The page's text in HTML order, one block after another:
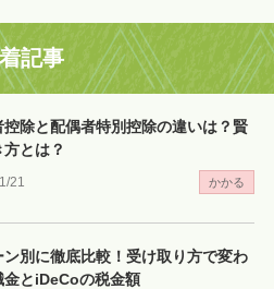
記事
21 かかる
控除と配偶者特別控除の違いは？賢
方とは？
ン別に徹底比較！受け取り方で変わ
金とiDeCoの税金額